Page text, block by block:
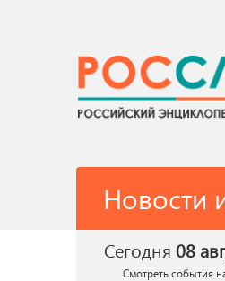
Новости
Сегодня 08
Смотреть события